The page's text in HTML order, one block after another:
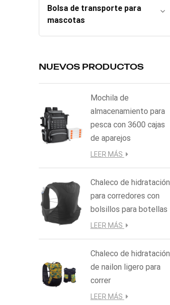
Bolsa de transporte para
mascotas
NUEVOS PRODUCTOS
Mochila de
almacenamiento para
pesca con 3600 cajas
de aparejos
LEER MÁS
Chaleco de hidratación
para corredores con
bolsillos para botellas
LEER MÁS
Chaleco de hidratación
de nailon ligero para
correr
LEER MÁS